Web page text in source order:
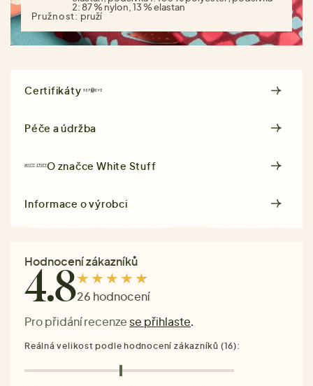
2: 87 % nylon, 13 % elastan
Pružnost: pruží
Certifikáty
Péče a údržba
O značceWhite Stuff
Informace o výrobci
Hodnocení zákazníků
4.826 hodnocení
Pro přidání recenze se přihlaste.
Reálná velikost podle hodnocení zákazníků (16):